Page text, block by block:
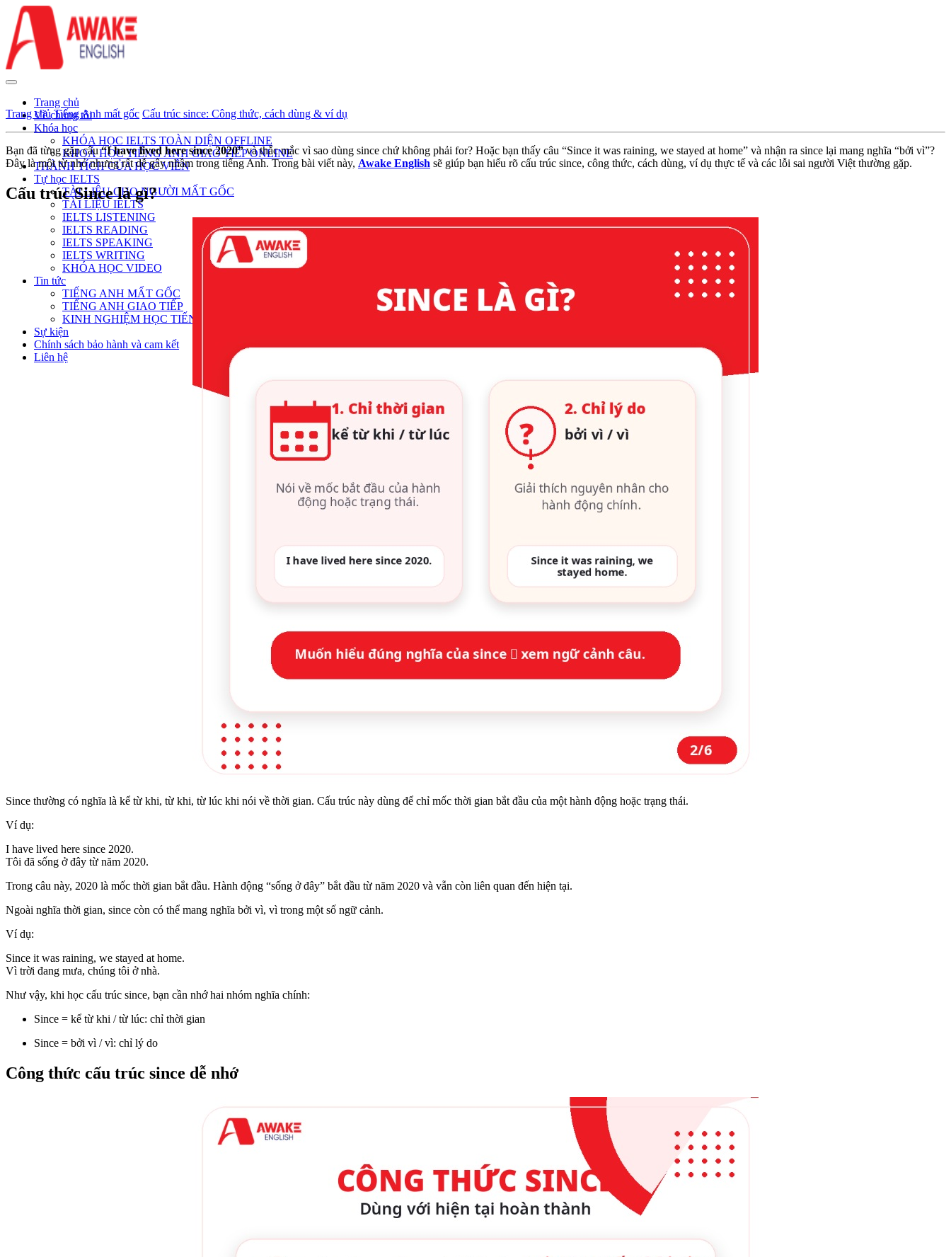
Trang chủ
Về chúng tôi
Khóa học
KHÓA HỌC IELTS TOÀN DIỆN OFFLINE
KHOÁ HỌC TIẾNG ANH GIAO TIẾP ONLINE
THÀNH TÍCH CỦA HỌC VIÊN
Tự học IELTS
TÀI LIỆU CHO NGƯỜI MẤT GỐC
TÀI LIỆU IELTS
IELTS LISTENING
IELTS READING
IELTS SPEAKING
IELTS WRITING
KHÓA HỌC VIDEO
Tin tức
TIẾNG ANH MẤT GỐC
TIẾNG ANH GIAO TIẾP
KINH NGHIỆM HỌC TIẾNG ANH
Sự kiện
Chính sách bảo hành và cam kết
Liên hệ
Trang chủ Tiếng Anh mất gốc Cấu trúc since: Công thức, cách dùng & ví dụ
Bạn đã từng gặp câu“I have lived here since 2020”và thắc mắc vì sao dùng since chứ không phải for? Hoặc bạn thấy câu “Since it was raining, we stayed at home” và nhận ra since lại mang nghĩa “bởi vì”?
Đây là một từ nhỏ nhưng rất dễ gây nhầm trong tiếng Anh. Trong bài viết này, Awake English sẽ giúp bạn hiểu rõ cấu trúc since, công thức, cách dùng, ví dụ thực tế và các lỗi sai người Việt thường gặp.
Cấu trúc Since là gì?
Since thường có nghĩa là kể từ khi, từ khi, từ lúc khi nói về thời gian. Cấu trúc này dùng để chỉ mốc thời gian bắt đầu của một hành động hoặc trạng thái.
Ví dụ:
I have lived here since 2020.
Tôi đã sống ở đây từ năm 2020.
Trong câu này, 2020 là mốc thời gian bắt đầu. Hành động “sống ở đây” bắt đầu từ năm 2020 và vẫn còn liên quan đến hiện tại.
Ngoài nghĩa thời gian, since còn có thể mang nghĩa bởi vì, vì trong một số ngữ cảnh.
Ví dụ:
Since it was raining, we stayed at home.
Vì trời đang mưa, chúng tôi ở nhà.
Như vậy, khi học cấu trúc since, bạn cần nhớ hai nhóm nghĩa chính:
Since = kể từ khi / từ lúc: chỉ thời gian
Since = bởi vì / vì: chỉ lý do
Công thức cấu trúc since dễ nhớ